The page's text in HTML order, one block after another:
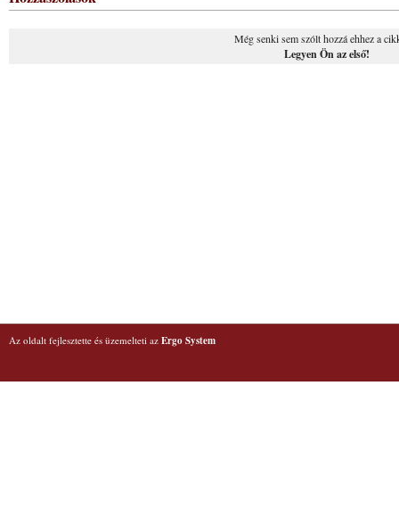
Még senki sem szólt hozzá ehhez a
Legyen Ön az első!
Az oldalt fejlesztette és üzemelteti az Ergo System